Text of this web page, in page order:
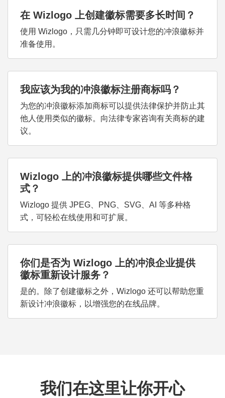
在 Wizlogo 上创建徽标需要多长时间？
使用 Wizlogo，只需几分钟即可设计您的冲浪徽标并
准备使用。
我应该为我的冲浪徽标注册商标吗？
为您的冲浪徽标添加商标可以提供法律保护并防止其
他人使用类似的徽标。向法律专家咨询有关商标的建
议。
Wizlogo 上的冲浪徽标提供哪些文件格
式？
Wizlogo 提供 JPEG、PNG、SVG、AI 等多种格
式，可轻松在线使用和可扩展。
你们是否为 Wizlogo 上的冲浪企业提供
徽标重新设计服务？
是的。除了创建徽标之外，Wizlogo 还可以帮助您重
新设计冲浪徽标，以增强您的在线品牌。
我们在这里让你开心